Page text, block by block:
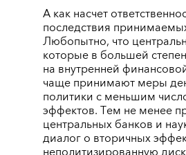
А как насчет
последствия
Любопытно, что
которые в большей
на внутренней
чаще принимают меры
политики с меньшим
эффектов. Тем не менее
центральных банков и
диалог о вторичных